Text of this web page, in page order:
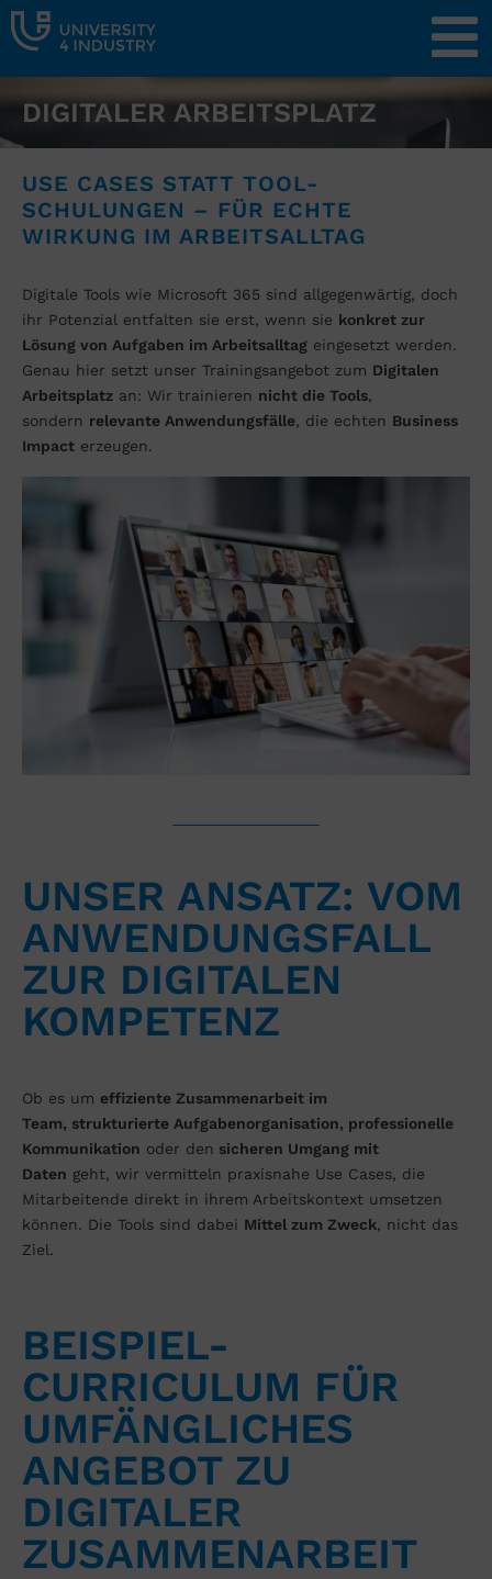
DIGITALER ARBEITSPLATZ
USE CASES STATT TOOL-
SCHULUNGEN – FÜR ECHTE
WIRKUNG IM ARBEITSALLTAG
Digitale Tools wie Microsoft 365 sind allgegenwärtig, doch
ihr Potenzial entfalten sie erst, wenn sie konkret zur
Lösung von Aufgaben im Arbeitsalltag eingesetzt werden.
Genau hier setzt unser Trainingsangebot zum Digitalen
Arbeitsplatz an: Wir trainieren nicht die Tools,
sondern relevante Anwendungsfälle, die echten Business
Impact erzeugen.
UNSER ANSATZ: VOM
ANWENDUNGSFALL
ZUR DIGITALEN
KOMPETENZ​
Ob es um effiziente Zusammenarbeit im
Team, strukturierte Aufgabenorganisation, professionelle
Kommunikation oder den sicheren Umgang mit
Daten geht, wir vermitteln praxisnahe Use Cases, die
Mitarbeitende direkt in ihrem Arbeitskontext umsetzen
können. Die Tools sind dabei Mittel zum Zweck, nicht das
Ziel.
BEISPIEL-
CURRICULUM FÜR
UMFÄNGLICHES
ANGEBOT ZU
DIGITALER
ZUSAMMENARBEIT​